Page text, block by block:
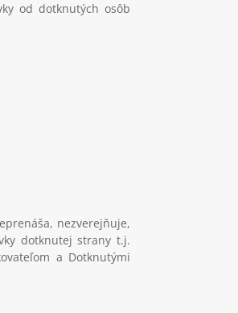
od dotknutých osôb
nezverejňuje,
dotknutej strany t.j.
a Dotknutými